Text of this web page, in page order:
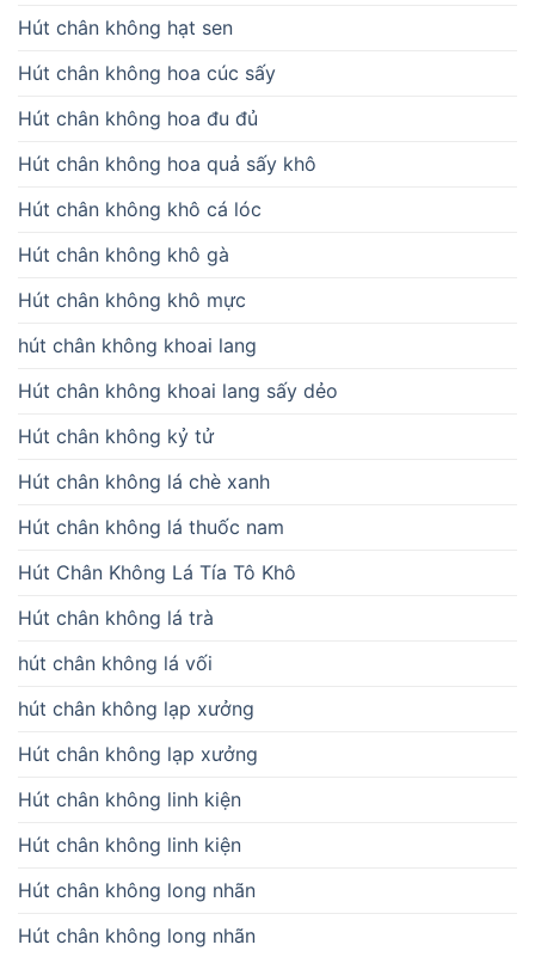
Hút chân không hạt sen
Hút chân không hoa cúc sấy
Hút chân không hoa đu đủ
Hút chân không hoa quả sấy khô
Hút chân không khô cá lóc
Hút chân không khô gà
Hút chân không khô mực
hút chân không khoai lang
Hút chân không khoai lang sấy dẻo
Hút chân không kỷ tử
Hút chân không lá chè xanh
Hút chân không lá thuốc nam
Hút Chân Không Lá Tía Tô Khô
Hút chân không lá trà
hút chân không lá vối
hút chân không lạp xưởng
Hút chân không lạp xưởng
Hút chân không linh kiện
Hút chân không linh kiện
Hút chân không long nhãn
Hút chân không long nhãn